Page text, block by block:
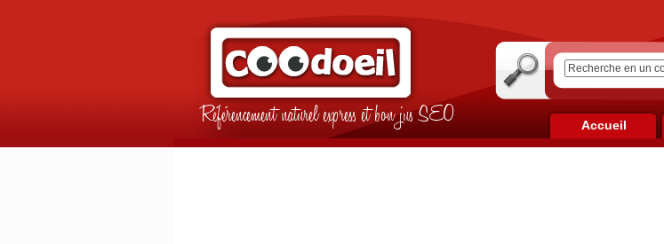
Référencement naturel express et bon jus SEO Accueil